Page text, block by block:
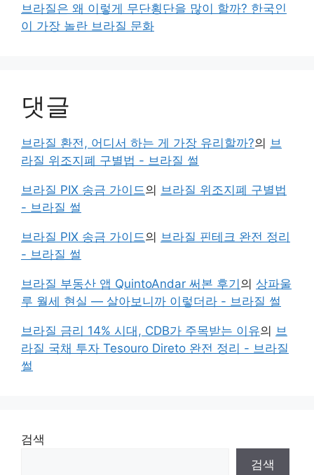
브라질은 왜 이렇게 무단횡단을 많이 할까? 한국인
이 가장 놀란 브라질 문화
댓글
브라질 환전, 어디서 하는 게 가장 유리할까?의 브
라질 위조지폐 구별법 - 브라질 썰
브라질 PIX 송금 가이드의 브라질 위조지폐 구별법
- 브라질 썰
브라질 PIX 송금 가이드의 브라질 핀테크 완전 정리
- 브라질 썰
브라질 부동산 앱 QuintoAndar 써본 후기의 상파울
루 월세 현실 — 살아보니까 이렇더라 - 브라질 썰
브라질 금리 14% 시대, CDB가 주목받는 이유의 브
라질 국채 투자 Tesouro Direto 완전 정리 - 브라질
썰
검색
검색